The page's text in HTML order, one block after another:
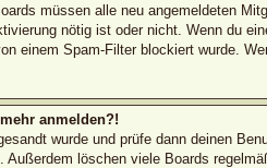
müssen alle neu angemeldeten
nötig ist oder nicht. Wenn du
einem Spam-Filter blockiert wurde.
anmelden?!
wurde und prüfe dann deinen
löschen viele Boards